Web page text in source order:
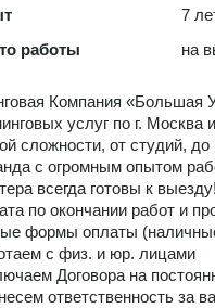
7
работы
на
Компания «Большая
услуг по г.
сложности, от студий,
с огромным опытом
всегда готовы к выезду!
по окончании работ и
формы оплаты
с физ. и юр. лицами
Договора на
ответственность за